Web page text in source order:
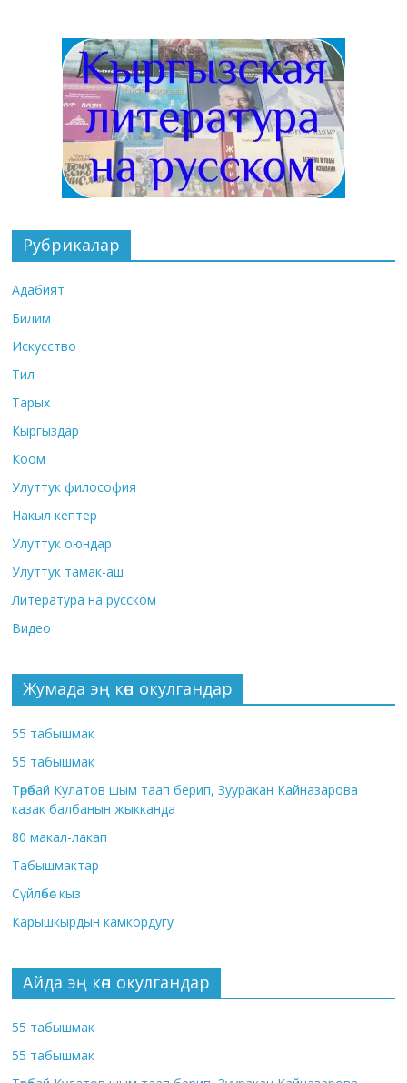
Рубрикалар
Адабият
Билим
Искусство
Тил
Тарых
Кыргыздар
Коом
Улуттук философия
Накыл кептер
Улуттук оюндар
Улуттук тамак-аш
Литература на русском
Видео
Жумада эң көп окулгандар
55 табышмак
55 табышмак
Төрөбай Кулатов шым таап берип, Зууракан Кайназарова
казак балбанын жыкканда
80 макал-лакап
Табышмактар
Сүйлөбөс кыз
Карышкырдын камкордугу
Айда эң көп окулгандар
55 табышмак
55 табышмак